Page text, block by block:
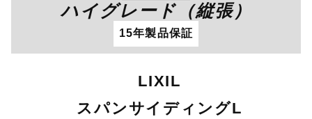
ハイグレード（縦張）
15年製品保証
LIXIL
スパンサイディングL